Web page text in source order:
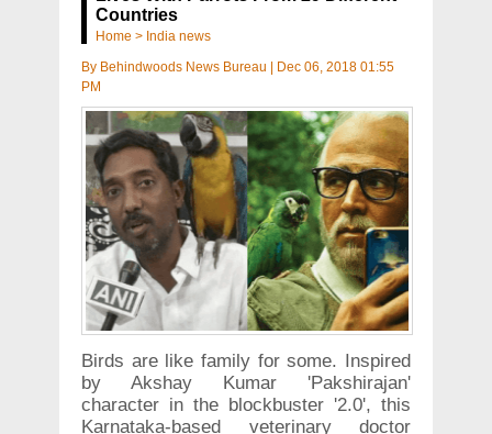
Countries
Home > India news
By Behindwoods News Bureau
Dec 06, 2018 01:55
PM
Birds are like family for some. Inspired
by Akshay Kumar 'Pakshirajan'
character in the blockbuster '2.0', this
Karnataka-based veterinary doctor